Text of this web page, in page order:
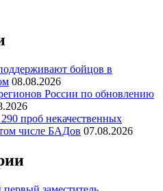
бойцов в
08.08.2026
России по обновлению
проб некачественных
числе БАДов 07.08.2026